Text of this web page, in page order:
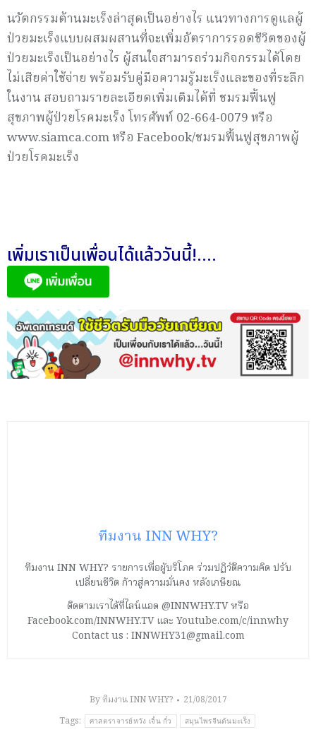
นวัตกรรมต้านมะเร็งล่าสุดเป็นอย่างไร แนวทางการดูแลผู้
ป่วยมะเร็งแบบผสมผสานที่จะเพิ่มอัตราการรอดชีวิตของผู้
ป่วยมะเร็งเป็นอย่างไร ผู้สนใจสามารถร่วมกิจกรรมได้โดย
ไม่เสียค่าใช้จ่าย พร้อมรับคู่มือความรู้มะเร็งและของที่ระลึก
ในงาน สอบถามรายละเอียดเพิ่มเติมได้ที่ ชมรมฟื้นฟู
สุขภาพผู้ป่วยโรคมะเร็ง โทรศัพท์ 02-664-0079 หรือ
www.siamca.com หรือ Facebook/ชมรมฟื้นฟูสุขภาพผู้
ป่วยโรคมะเร็ง
เพิ่มเราเป็นเพื่อนได้แล้ววันนี้!....
ทีมงาน INN WHY?
ทีมงาน INN WHY? รายการเพื่อผู้บริโภค ร่วมปฏิวัติความคิด ปรับ
เปลี่ยนชีวิต ก้าวสู่ความมั่นคง หลังเกษียณ
ติดตามเราได้ที่ไลน์แอด @INNWHY.TV หรือ
Facebook.com/INNWHY.TV และ Youtube.com/c/innwhy
Contact us : INNWHY31@gmail.com
Byทีมงาน INN WHY?
21/08/2017
Tags:
ศาสตราจารย์หวัง เจิ้น กั๋ว สมุนไพรจีนต้นมะเร็ง